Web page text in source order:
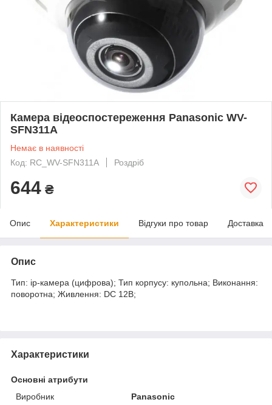
Камера відеоспостереження Panasonic WV-
SFN311A
Немає в наявності
Код: RC_WV-SFN311A
Роздріб
644 ₴
Опис Характеристики Відгуки про товар Доставка
Опис
Тип: ip-камера (цифрова); Тип корпусу: купольна; Виконання:
поворотна; Живлення: DC 12В;
Характеристики
Основні атрибути
Виробник
Panasonic